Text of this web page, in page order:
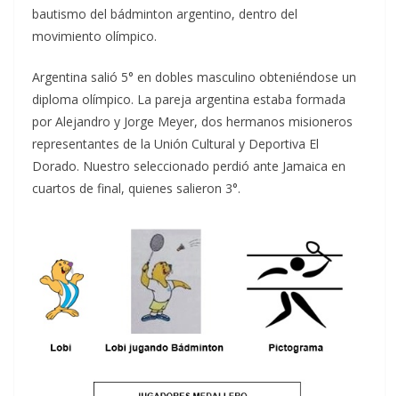
bautismo del bádminton argentino, dentro del
movimiento olímpico.
Argentina salió 5° en dobles masculino obteniéndose un
diploma olímpico. La pareja argentina estaba formada
por Alejandro y Jorge Meyer, dos hermanos misioneros
representantes de la Unión Cultural y Deportiva El
Dorado. Nuestro seleccionado perdió ante Jamaica en
cuartos de final, quienes salieron 3°.